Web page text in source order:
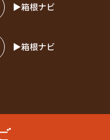
箱根ナビ
箱根ナビ